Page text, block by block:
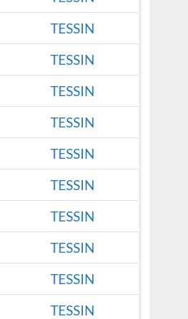
TESSIN
TESSIN
TESSIN
TESSIN
TESSIN
TESSIN
TESSIN
TESSIN
TESSIN
TESSIN